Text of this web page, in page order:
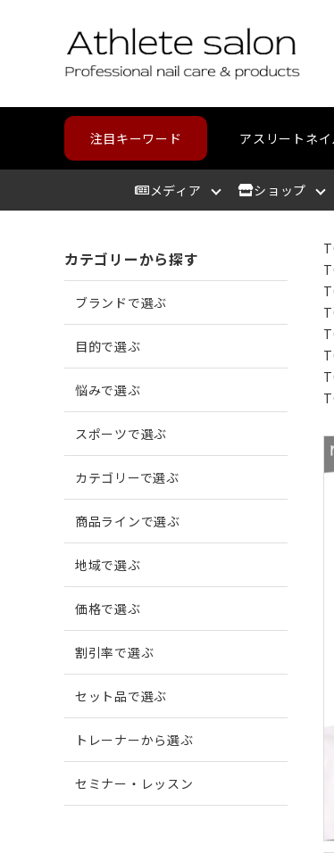
注目キーワード アスリートネイ
メディア ショップ
アスリートサロン
爪を洗う
爪を保湿する
角質を取り除く
爪が割れる
爪が薄い
二枚爪になっている
爪がでこぼこする
野球・高校野球
バスケットボール
ボルダリング
柔道
ハンドケア
スポーツメディカルライン
北海道
中部
カテゴリーから探す
ブランドで選ぶ
目的で選ぶ
悩みで選ぶ
スポーツで選ぶ
カテゴリーで選ぶ
商品ラインで選ぶ
地域で選ぶ
価格で選ぶ
割引率で選ぶ
セット品で選ぶ
トレーナーから選ぶ
セミナー・レッスン